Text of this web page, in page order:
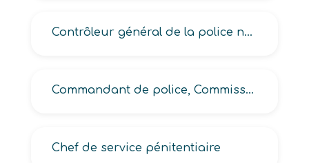
Contrôleur général de la police nationale
Commandant de police, Commissaire ( de police, divisionnaire de police, principal de police)
Chef de service pénitentiaire